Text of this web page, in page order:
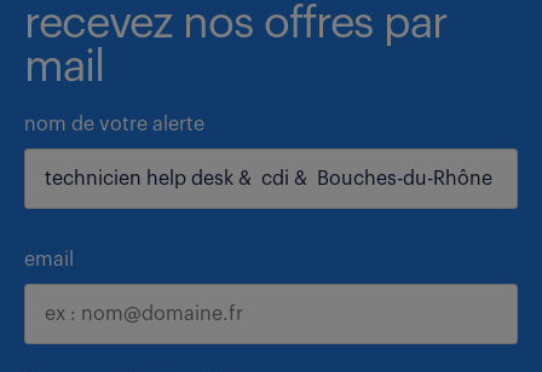
recevez nos offres par
mail
nom de votre alerte
email